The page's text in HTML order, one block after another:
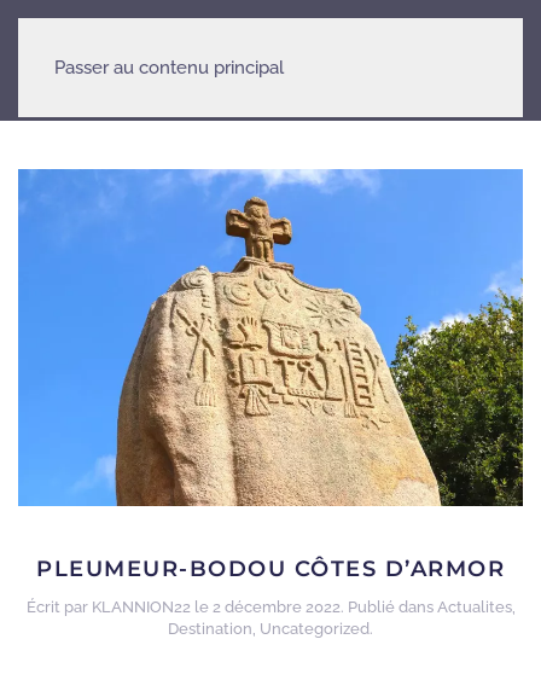
Passer au contenu principal
PLEUMEUR-BODOU CÔTES D’ARMOR
Écrit par KLANNION22 le 2 décembre 2022. Publié dans Actualites,
Destination Uncategorized.